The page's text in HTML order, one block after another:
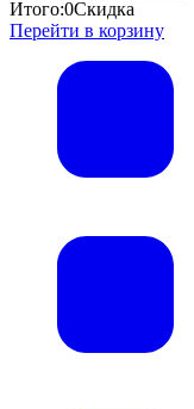
Итого:0Скидка
Перейти в корзину